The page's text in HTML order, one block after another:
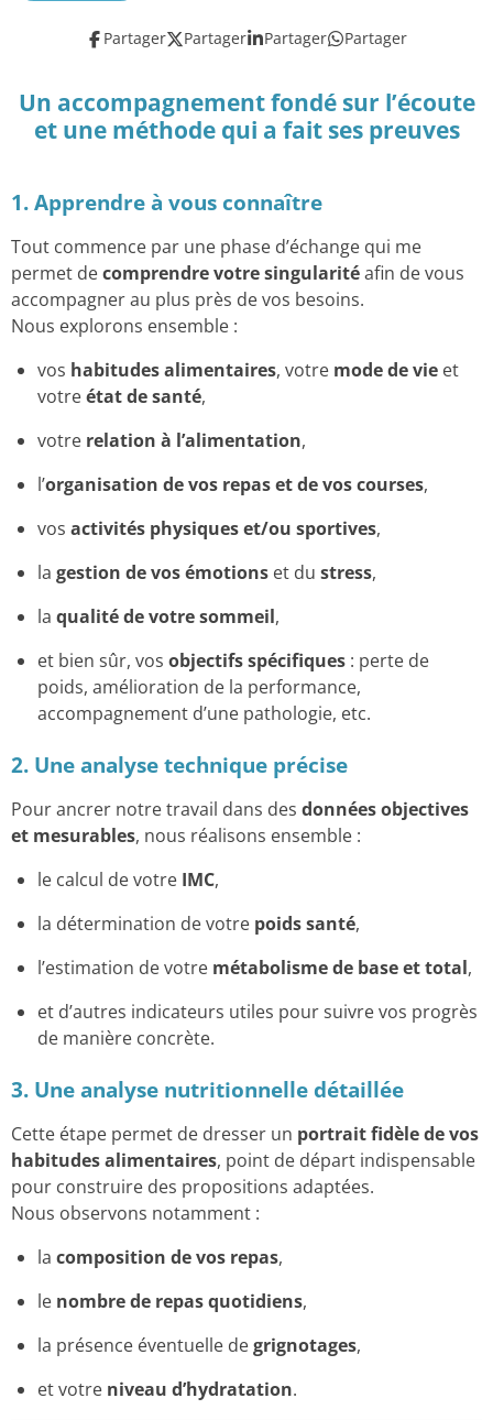
Partager Partager Partager Partager
Un accompagnement fondé sur l’écoute
et une méthode qui a fait ses preuves
1. Apprendre à vous connaître
Tout commence par une phase d’échange qui me
permet decomprendre votre singularitéafin de vous
accompagner au plus près de vos besoins.
Nous explorons ensemble :
vos habitudes alimentaires, votre mode de vie et
votreétat de santé,
votre relation à l’alimentation,
l’organisation de vos repas et de vos courses,
vos activités physiques et/ou sportives,
la gestion de vos émotions et du stress,
la qualité de votre sommeil,
et bien sûr, vos objectifs spécifiques : perte de
poids, amélioration de la performance,
accompagnement d’une pathologie, etc.
2. Une analyse technique précise
Pour ancrer notre travail dans des données objectives
et mesurables, nous réalisons ensemble :
le calcul de votre IMC,
la détermination de votre poids santé,
l’estimation de votre métabolisme de base et total,
et d’autres indicateurs utiles pour suivre vos progrès
de manière concrète.
3. Une analyse nutritionnelle détaillée
Cette étape permet de dresser un portrait fidèle de vos
habitudes alimentaires, point de départ indispensable
pour construire des propositions adaptées.
Nous observons notamment :
la composition de vos repas,
le nombre de repas quotidiens,
la présence éventuelle degrignotages,
et votre niveau d’hydratation.